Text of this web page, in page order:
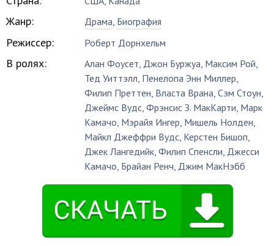
Жанр: Драма, Биография
Режиссер: Роберт Дорнхельм
В ролях: Алан Фоусет, Джон Буржуа, Максим Рой,
Тед Уиттэлл, Пенелопа Энн Миллер,
Филип Преттен, Власта Врана,Сэм Стоун,
Джеймс Вудс,Фрэнсис З. МакКарти, Марк
Камачо, Мэрайя Ингер, Мишель Нолден,
Майкл Джеффри Вудс, Керстен Бишоп,
Джек Лангедийк,Филип Спенсли, Джесси
Камачо, Брайан Ренч, Джим МакНэбб